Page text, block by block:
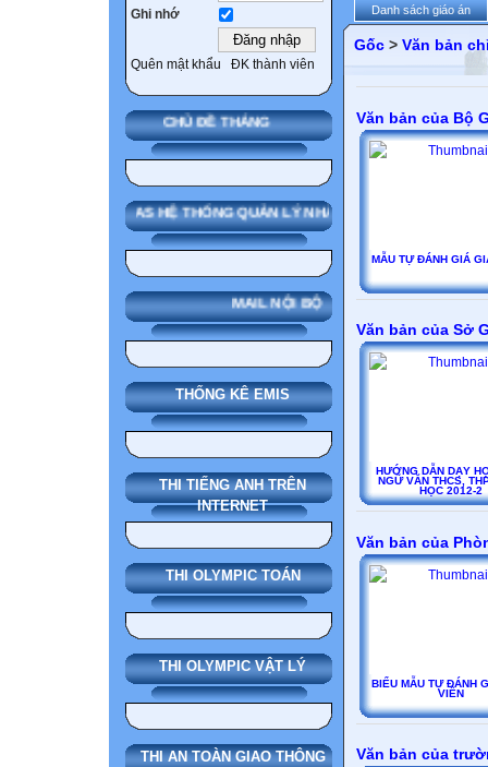
Ghi nhớ
Quên mật khẩu ĐK thành viên
CHỦ ĐỀ THÁNG
SMAS HỆ THỐNG QUẢN LÝ NHÀ TRƯỜNG
MAIL NỘI BỘ
THỐNG KÊ EMIS
THI TIẾNG ANH TRÊN
INTERNET
THI OLYMPIC TOÁN
THI OLYMPIC VẬT LÝ
THI AN TOÀN GIAO THÔNG
Danh sách giáo án
Gốc > Văn bản
Văn bản của Bộ
MẪU TỰ ĐÁNH GIÁ
Văn bản của Sở
HƯỚNG DẪN DẠY
NGỮ VĂN THCS,
HỌC 2012-2
Văn bản của
BIỂU MẪU TỰ ĐÁNH
VIÊN
Văn bản của